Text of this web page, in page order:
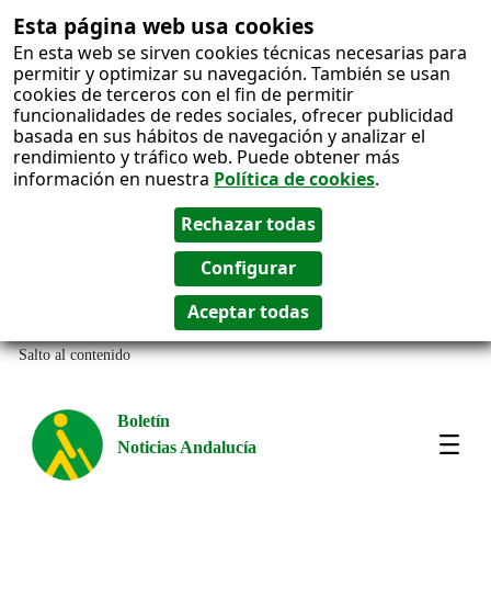
Esta página web usa cookies
En esta web se sirven cookies técnicas necesarias para
permitir y optimizar su navegación. También se usan
cookies de terceros con el fin de permitir
funcionalidades de redes sociales, ofrecer publicidad
basada en sus hábitos de navegación y analizar el
rendimiento y tráfico web. Puede obtener más
información en nuestra Política de cookies.
Salto al contenido
Boletín
Noticias Andalucía